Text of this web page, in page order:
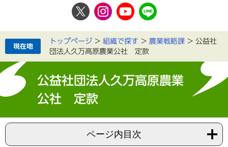
トップページ > 組織で探す > 農業戦略課 > 公益社
団法人久万高原農業公社 定款
公益社団法人久万高原農業
公社 定款
ページ内目次